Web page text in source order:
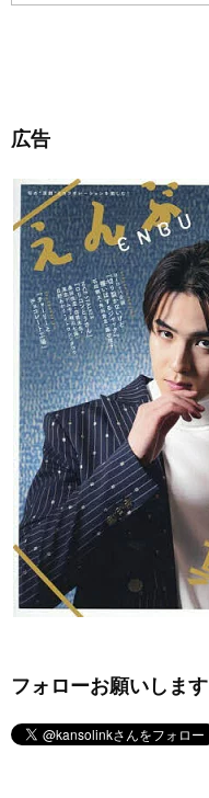
広告
フォローお願いします